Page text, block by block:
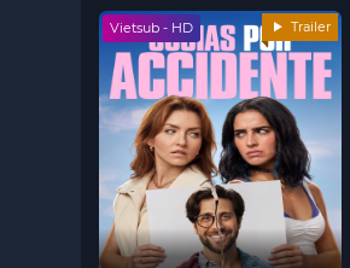
Vietsub - HD Trailer